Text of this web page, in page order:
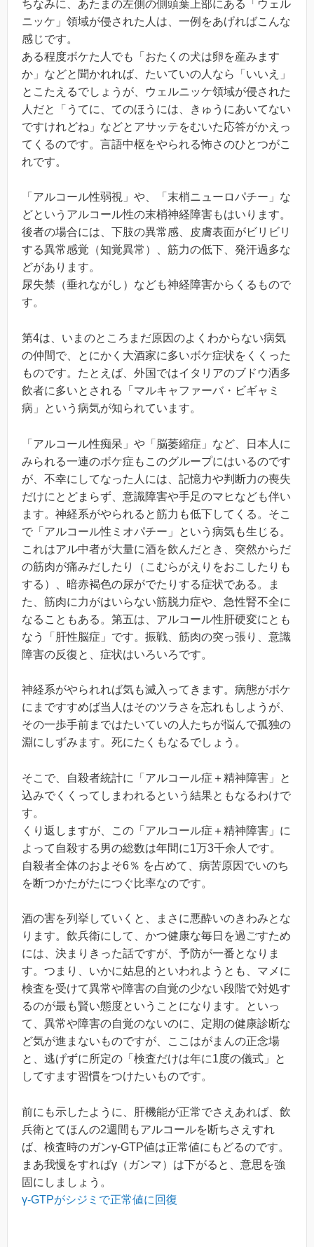
ちなみに、あたまの左側の側頭葉上部にある「ウェル
ニッケ」領域が侵された人は、一例をあげればこんな
感じです。
ある程度ボケた人でも「おたくの犬は卵を産みます
か」などと聞かれれば、たいていの人なら「いいえ」
とこたえるでしょうが、ウェルニッケ領域が侵された
人だと「うてに、てのほうには、きゅうにあいてない
ですけれどね」などとアサッテをむいた応答がかえっ
てくるのです。言語中枢をやられる怖さのひとつがこ
れです。
「アルコール性弱視」や、「末梢ニューロパチー」な
どというアルコール性の末梢神経障害もはいります。
後者の場合には、下肢の異常感、皮膚表面がビリビリ
する異常感覚（知覚異常）、筋力の低下、発汗過多な
どがあります。
尿失禁（垂れながし）なども神経障害からくるもので
す。
第4は、いまのところまだ原因のよくわからない病気
の仲間で、とにかく大酒家に多いボケ症状をくくった
ものです。たとえば、外国ではイタリアのブドウ洒多
飲者に多いとされる「マルキャファーバ・ビギャミ
病」という病気が知られています。
「アルコール性痴呆」や「脳萎縮症」など、日本人に
みられる一連のボケ症もこのグループにはいるのです
が、不幸にしてなった人には、記憶力や判断力の喪失
だけにとどまらず、意識障害や手足のマヒなども伴い
ます。神経系がやられると筋力も低下してくる。そこ
で「アルコール性ミオパチー」という病気も生じる。
これはアル中者が大量に酒を飲んだとき、突然からだ
の筋肉が痛みだしたり（こむらがえりをおこしたりも
する）、暗赤褐色の尿がでたりする症状である。ま
た、筋肉に力がはいらない筋脱力症や、急性腎不全に
なることもある。第五は、アルコール性肝硬変にとも
なう「肝性脳症」です。振戦、筋肉の突っ張り、意識
障害の反復と、症状はいろいろです。
神経系がやられれば気も滅入ってきます。病態がボケ
にまですすめば当人はそのツラさを忘れもしようが、
その一歩手前まではたいていの人たちが悩んで孤独の
淵にしずみます。死にたくもなるでしょう。
そこで、自殺者統計に「アルコール症＋精神障害」と
込みでくくってしまわれるという結果ともなるわけで
す。
くり返しますが、この「アルコール症＋精神障害」に
よって自殺する男の総数は年間に1万3千余人です。
自殺者全体のおよそ6％ を占めて、病苦原因でいのち
を断つかたがたにつぐ比率なのです。
酒の害を列挙していくと、まさに悪酔いのきわみとな
ります。飲兵衛にして、かつ健康な毎日を過ごすため
には、決まりきった話ですが、予防が一番となりま
す。つまり、いかに姑息的といわれようとも、マメに
検査を受けて異常や障害の自覚の少ない段階で対処す
るのが最も賢い態度ということになります。といっ
て、異常や障害の自覚のないのに、定期の健康診断な
ど気が進まないものですが、ここはがまんの正念場
と、逃げずに所定の「検査だけは年に1度の儀式」と
してすます習慣をつけたいものです。
前にも示したように、肝機能が正常でさえあれば、飲
兵衛とてほんの2週間もアルコールを断ちさえすれ
ば、検査時のガンγ-GTP値は正常値にもどるのです。
まあ我慢をすればγ（ガンマ）は下がると、意思を強
固にしましょう。
γ-GTPがシジミで正常値に回復